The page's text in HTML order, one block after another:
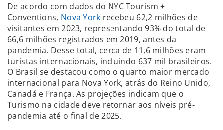
De acordo com dados do NYC Tourism +
Conventions, Nova York recebeu 62,2 milhões de
visitantes em 2023, representando 93% do total de
66,6 milhões registrados em 2019, antes da
pandemia. Desse total, cerca de 11,6 milhões eram
turistas internacionais, incluindo 637 mil brasileiros.
O Brasil se destacou como o quarto maior mercado
internacional para Nova York, atrás do Reino Unido,
Canadá e França. As projeções indicam que o
Turismo na cidade deve retornar aos níveis pré-
pandemia até o final de 2025.